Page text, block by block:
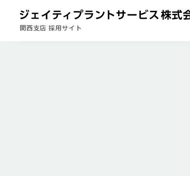
関西支店 採用サイト